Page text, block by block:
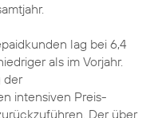
lag bei 6,4
als im Vorjahr.
der
intensiven Preis-
Der über